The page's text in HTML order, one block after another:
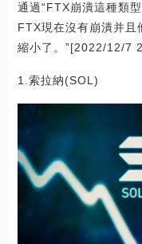
通過“FTX崩潰這種類
FTX現在沒有崩潰并且
縮小了。”[2022/12/7
1.索拉納(SOL)